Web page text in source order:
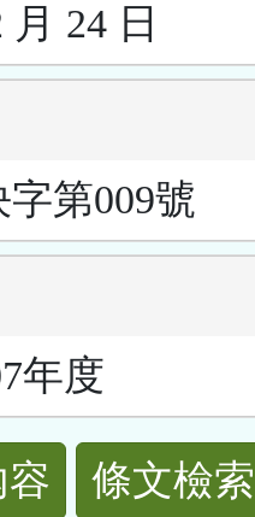
月 24 日
第009號
年度
條文檢索